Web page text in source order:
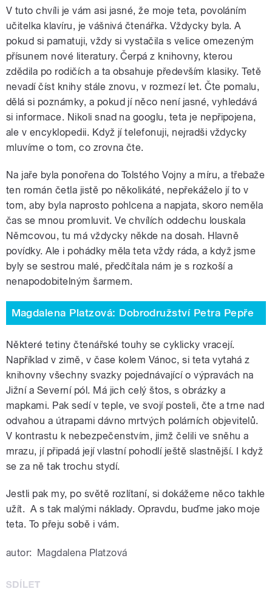
V tuto chvíli je vám asi jasné, že moje teta, povoláním
učitelka klavíru, je vášnivá čtenářka. Vždycky byla. A
pokud si pamatuji, vždy si vystačila s velice omezeným
přísunem nové literatury. Čerpá z knihovny, kterou
zdědila po rodičích a ta obsahuje především klasiky. Tetě
nevadí číst knihy stále znovu, v rozmezí let. Čte pomalu,
dělá si poznámky, a pokud jí něco není jasné, vyhledává
si informace. Nikoli snad na googlu, teta je nepřipojena,
ale v encyklopedii. Když jí telefonuji, nejradši vždycky
mluvíme o tom, co zrovna čte.
Na jaře byla ponořena do Tolstého Vojny a míru, a třebaže
ten román četla jistě po několikáté, nepřekáželo jí to v
tom, aby byla naprosto pohlcena a napjata, skoro neměla
čas se mnou promluvit. Ve chvílích oddechu louskala
Němcovou, tu má vždycky někde na dosah. Hlavně
povídky. Ale i pohádky měla teta vždy ráda, a když jsme
byly se sestrou malé, předčítala nám je s rozkoší a
nenapodobitelným šarmem.
Magdalena Platzová: Dobrodružství Petra Pepře
Některé tetiny čtenářské touhy se cyklicky vracejí.
Například v zimě, v čase kolem Vánoc, si teta vytahá z
knihovny všechny svazky pojednávající o výpravách na
Jižní a Severní pól. Má jich celý štos, s obrázky a
mapkami. Pak sedí v teple, ve svojí posteli, čte a trne nad
odvahou a útrapami dávno mrtvých polárních objevitelů.
V kontrastu k nebezpečenstvím, jimž čelili ve sněhu a
mrazu, jí připadá její vlastní pohodlí ještě slastnější. I když
se za ně tak trochu stydí.
Jestli pak my, po světě rozlítaní, si dokážeme něco takhle
užít. A s tak malými náklady. Opravdu, buďme jako moje
teta. To přeju sobě i vám.
autor: Magdalena Platzová